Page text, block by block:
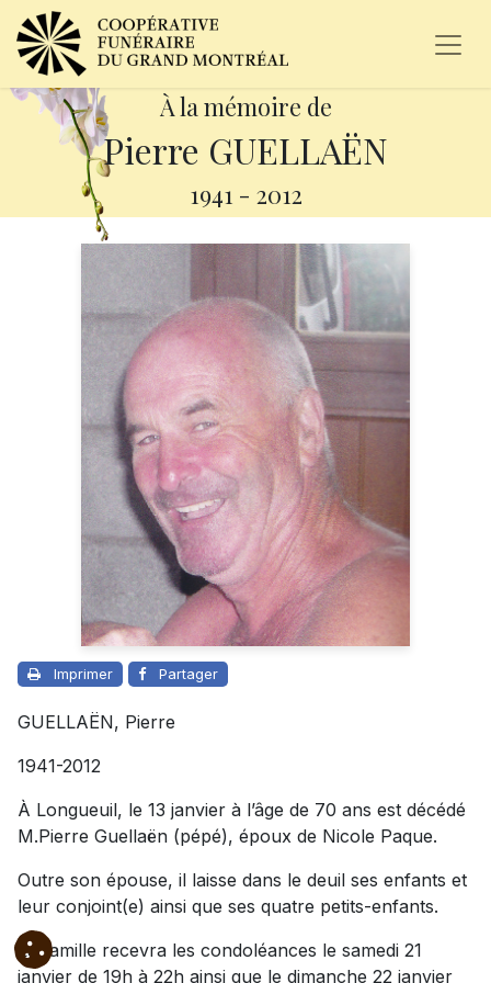
À la mémoire de
Pierre GUELLAËN
1941 - 2012
Imprimer Partager
GUELLAËN, Pierre
1941-2012
À Longueuil, le 13 janvier à l’âge de 70 ans est décédé
M.Pierre Guellaën (pépé), époux de Nicole Paque.
Outre son épouse, il laisse dans le deuil ses enfants et
leur conjoint(e) ainsi que ses quatre petits-enfants.
La famille recevra les condoléances le samedi 21
janvier de 19h à 22h ainsi que le dimanche 22 janvier